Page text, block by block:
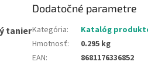
tanier
Dodatočné parametre
Kategória:
Katalóg
Hmotnosť:
0.295 kg
EAN: 8681176336852